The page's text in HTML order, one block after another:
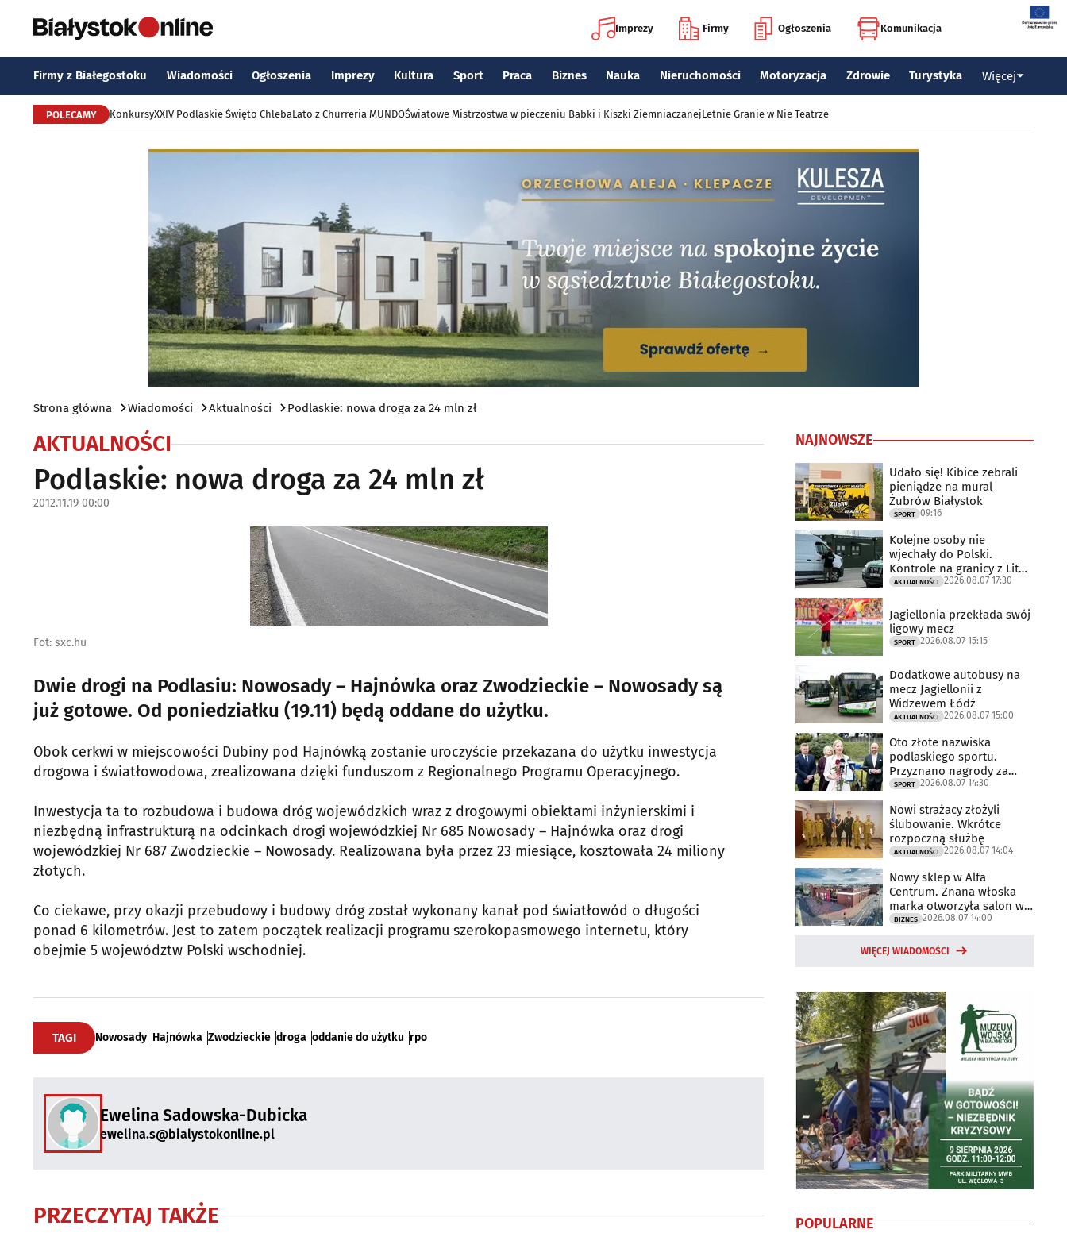
Imprezy Firmy Ogłoszenia Komunikacja
Firmy z Białegostoku Wiadomości Ogłoszenia Imprezy Kultura Sport Praca Biznes Nauka Nieruchomości Motoryzacja Zdrowie Turystyka Więcej
POLECAMY KonkursyXXIV Podlaskie Święto ChlebaLato z Churreria MUNDOŚwiatowe Mistrzostwa w pieczeniu Babki i Kiszki ZiemniaczanejLetnie Granie w Nie Teatrze
Strona główna Wiadomości Aktualności Podlaskie: nowa droga za 24 mln zł
AKTUALNOŚCI
Podlaskie: nowa droga za 24 mln zł
2012.11.19 00:00
Fot: sxc.hu
Dwie drogi na Podlasiu: Nowosady – Hajnówka oraz Zwodzieckie – Nowosady są
już gotowe. Od poniedziałku (19.11) będą oddane do użytku.
Obok cerkwi w miejscowości Dubiny pod Hajnówką zostanie uroczyście przekazana do użytku inwestycja
drogowa i światłowodowa, zrealizowana dzięki funduszom z Regionalnego Programu Operacyjnego.
Inwestycja ta to rozbudowa i budowa dróg wojewódzkich wraz z drogowymi obiektami inżynierskimi i
niezbędną infrastrukturą na odcinkach drogi wojewódzkiej Nr 685 Nowosady – Hajnówka oraz drogi
wojewódzkiej Nr 687 Zwodzieckie – Nowosady. Realizowana była przez 23 miesiące, kosztowała 24 miliony
złotych.
Co ciekawe, przy okazji przebudowy i budowy dróg został wykonany kanał pod światłowód o długości
ponad 6 kilometrów. Jest to zatem początek realizacji programu szerokopasmowego internetu, który
obejmie 5 województw Polski wschodniej.
TAGI Nowosady Hajnówka Zwodzieckie droga oddanie do użytku rpo
Ewelina Sadowska-Dubicka
ewelina.s@bialystokonline.pl
PRZECZYTAJ TAKŻE
NAJNOWSZE
Udało się! Kibice zebrali
pieniądze na mural
Żubrów Białystok
SPORT 09:16
Kolejne osoby nie
wjechały do Polski.
Kontrole na granicy z Litwą
trwają
AKTUALNOŚCI 2026.08.07 17:30
Jagiellonia przekłada swój
ligowy mecz
SPORT 2026.08.07 15:15
Dodatkowe autobusy na
mecz Jagiellonii z
Widzewem Łódź
AKTUALNOŚCI 2026.08.07 15:00
Oto złote nazwiska
podlaskiego sportu.
Przyznano nagrody za
2025 rok
SPORT 2026.08.07 14:30
Nowi strażacy złożyli
ślubowanie. Wkrótce
rozpoczną służbę
AKTUALNOŚCI 2026.08.07 14:04
Nowy sklep w Alfa
Centrum. Znana włoska
marka otworzyła salon w
Białymstoku
BIZNES 2026.08.07 14:00
WIĘCEJ WIADOMOŚCI
POPULARNE